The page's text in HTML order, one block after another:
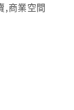
,商業空間